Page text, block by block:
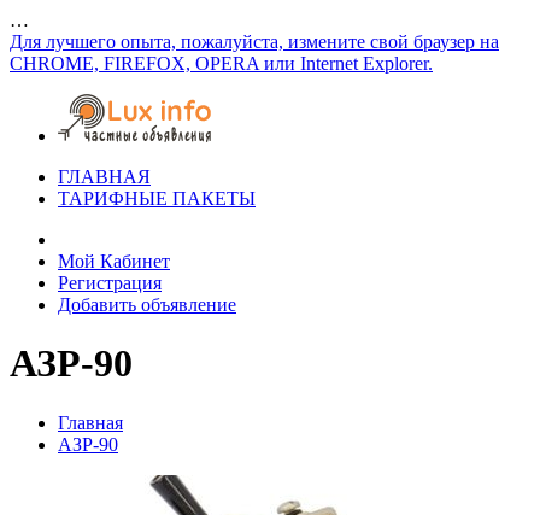
…
Для лучшего опыта, пожалуйста, измените свой браузер на
CHROME, FIREFOX, OPERA или Internet Explorer.
ГЛАВНАЯ
ТАРИФНЫЕ ПАКЕТЫ
Мой Кабинет
Регистрация
Добавить объявление
АЗР-90
Главная
АЗР-90